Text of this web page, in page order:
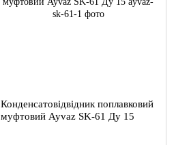
Конденсатовідвідник поплавковий
муфтовий Ayvaz SK-61 Ду 15